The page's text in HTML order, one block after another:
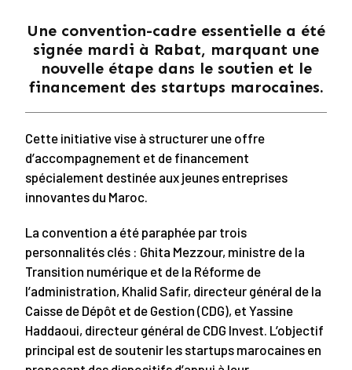
Une convention-cadre essentielle a été
signée mardi à Rabat, marquant une
nouvelle étape dans le soutien et le
financement des startups marocaines.
Cette initiative vise à structurer une offre
d’accompagnement et de financement
spécialement destinée aux jeunes entreprises
innovantes du Maroc.
La convention a été paraphée par trois
personnalités clés : Ghita Mezzour, ministre de la
Transition numérique et de la Réforme de
l’administration, Khalid Safir, directeur général de la
Caisse de Dépôt et de Gestion (CDG), et Yassine
Haddaoui, directeur général de CDG Invest. L’objectif
principal est de soutenir les startups marocaines en